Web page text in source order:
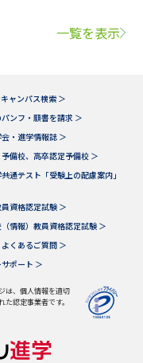
一覧を表示
ャンパス検索 ＞
ンフ・願書を請求 ＞
・進学情報誌 ＞
備校、高卒認定予備校 ＞
通テスト「受験上の配慮案内」
資格認定試験 ＞
情報）教員資格認定試験 ＞
くあるご質問 ＞
ポート ＞
は、個人情報を適切
認定事業者です。